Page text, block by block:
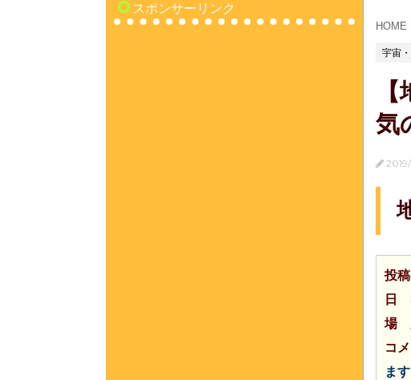
HOME
宇宙
気
投
日
場
コ
ます
スポンサーリンク